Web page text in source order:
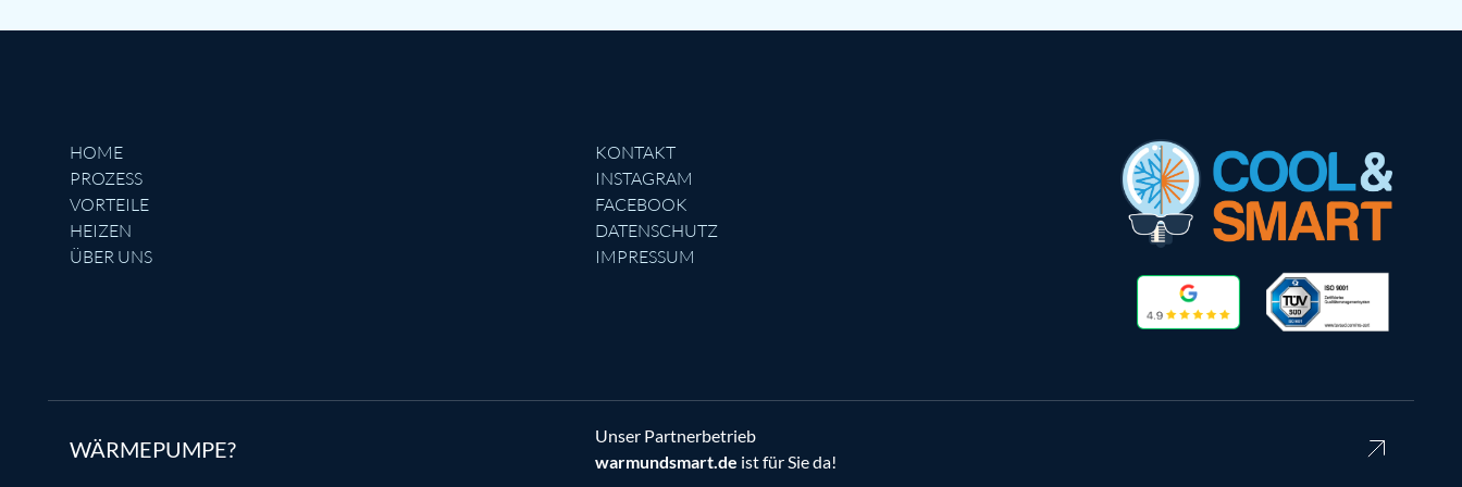
HOME
PROZESS
VORTEILE
HEIZEN
ÜBER UNS
KONTAKT
INSTAGRAM
FACEBOOK
DATENSCHUTZ
IMPRESSUM
WÄRMEPUMPE?
Unser Partnerbetrieb
warmundsmart.de ist für Sie da!